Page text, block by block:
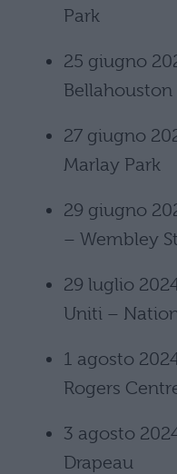
Park
25 giugno
Bellahouston
27 giugno
Marlay Park
29 giugno
– Wembley
29 luglio
Uniti –
1 agosto
Rogers
3 agosto
Drapeau